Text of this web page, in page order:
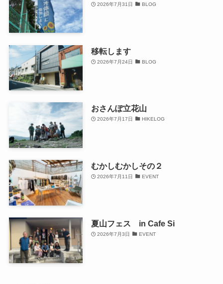
2026年7月31日 BLOG
移転します
2026年7月24日 BLOG
おさんぽ立花山
2026年7月17日 HIKELOG
むかしむかしその２
2026年7月11日 EVENT
夏山フェス in Cafe Si
2026年7月3日 EVENT